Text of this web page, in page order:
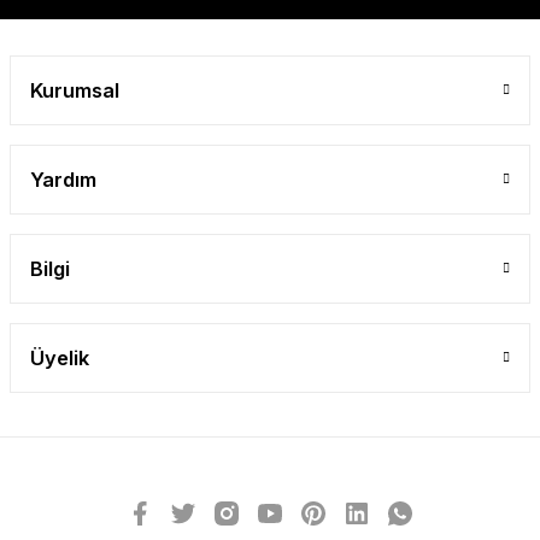
Kurumsal
Yardım
Bilgi
Üyelik